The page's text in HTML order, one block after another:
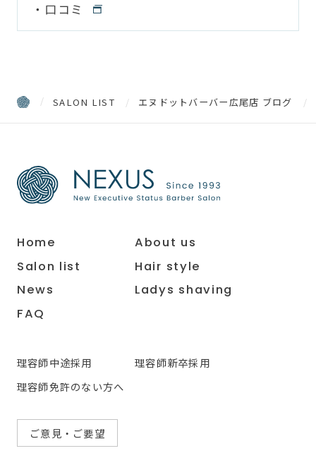
口コミ
SALON LIST エヌドットバーバー広尾店 ブログ
Home
About us
Salon list
Hair style
News
Ladys shaving
FAQ
理容師中途採用
理容師新卒採用
理容師免許のない方へ
ご意見・ご要望